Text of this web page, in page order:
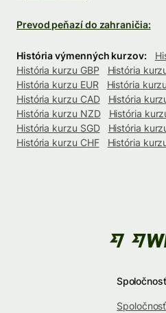
Prevod peňazí do zahraničia:
História výmenných kurzov:
História kurzu GBP
História
História kurzu EUR
História
História kurzu CAD
História
História kurzu NZD
História
História kurzu SGD
História
História kurzu CHF
História